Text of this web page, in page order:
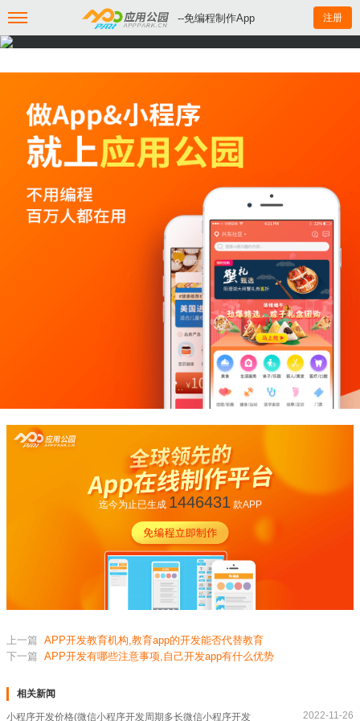
--免编程制作App 注册
迄今为止已生成 1446431款APP
上一篇 APP开发教育机构,教育app的开发能否代替教育
下一篇 APP开发有哪些注意事项,自己开发app有什么优势
相关新闻
小程序开发价格(微信小程序开发周期多长微信小程序开发 2022-11-26